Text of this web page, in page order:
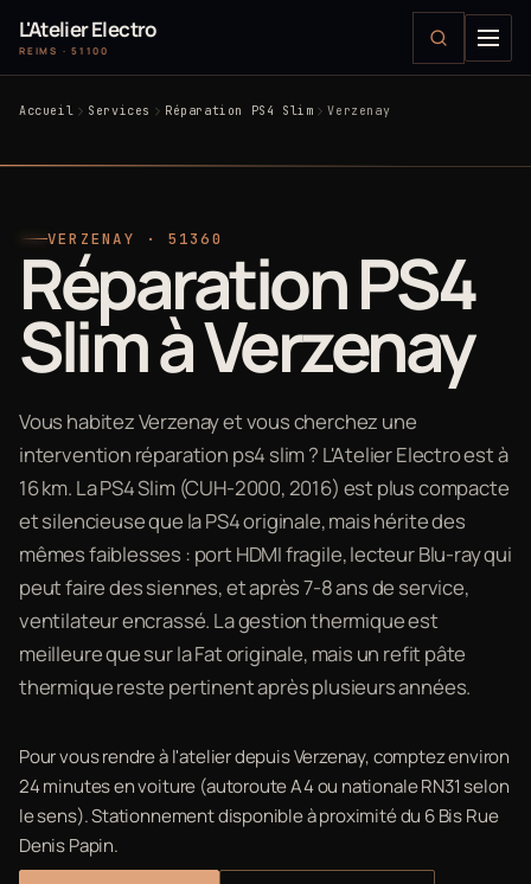
L'Atelier Electro
REIMS · 51100
Accueil Services Réparation PS4 Slim Verzenay
VERZENAY · 51360
Réparation PS4
Slim à Verzenay
Vous habitez Verzenay et vous cherchez une
intervention réparation ps4 slim ? L'Atelier Electro est à
16 km. La PS4 Slim (CUH-2000, 2016) est plus compacte
et silencieuse que la PS4 originale, mais hérite des
mêmes faiblesses : port HDMI fragile, lecteur Blu-ray qui
peut faire des siennes, et après 7-8 ans de service,
ventilateur encrassé. La gestion thermique est
meilleure que sur la Fat originale, mais un refit pâte
thermique reste pertinent après plusieurs années.
Pour vous rendre à l'atelier depuis Verzenay, comptez environ
24 minutes en voiture (autoroute A4 ou nationale RN31 selon
le sens). Stationnement disponible à proximité du 6 Bis Rue
Denis Papin.